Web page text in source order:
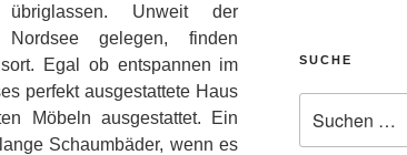
übriglassen. Unweit der
Nordsee gelegen, finden
Egal ob entspannen im
perfekt ausgestattete Haus
Möbeln ausgestattet. Ein
Schaumbäder, wenn es
SUCHE
nach: